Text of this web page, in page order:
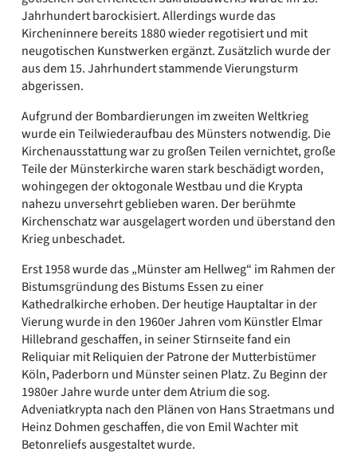
Jahrhundert barockisiert. Allerdings wurde das
Kircheninnere bereits 1880 wieder regotisiert und mit
neugotischen Kunstwerken ergänzt. Zusätzlich wurde der
aus dem 15. Jahrhundert stammende Vierungsturm
abgerissen.
Aufgrund der Bombardierungen im zweiten Weltkrieg
wurde ein Teilwiederaufbau des Münsters notwendig. Die
Kirchenausstattung war zu großen Teilen vernichtet, große
Teile der Münsterkirche waren stark beschädigt worden,
wohingegen der oktogonale Westbau und die Krypta
nahezu unversehrt geblieben waren. Der berühmte
Kirchenschatz war ausgelagert worden und überstand den
Krieg unbeschadet.
Erst 1958 wurde das „Münster am Hellweg“ im Rahmen der
Bistumsgründung des Bistums Essen zu einer
Kathedralkirche erhoben. Der heutige Hauptaltar in der
Vierung wurde in den 1960er Jahren vom Künstler Elmar
Hillebrand geschaffen, in seiner Stirnseite fand ein
Reliquiar mit Reliquien der Patrone der Mutterbistümer
Köln, Paderborn und Münster seinen Platz. Zu Beginn der
1980er Jahre wurde unter dem Atrium die sog.
Adveniatkrypta nach den Plänen von Hans Straetmans und
Heinz Dohmen geschaffen, die von Emil Wachter mit
Betonreliefs ausgestaltet wurde.